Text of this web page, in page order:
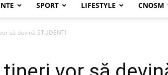
SPORT LIFESTYLE CNOSM
să devină STUDENȚI